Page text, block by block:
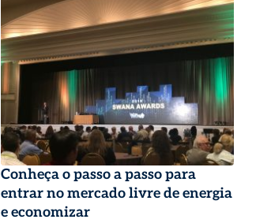
Conheça o passo a passo para
entrar no mercado livre de energia
e economizar